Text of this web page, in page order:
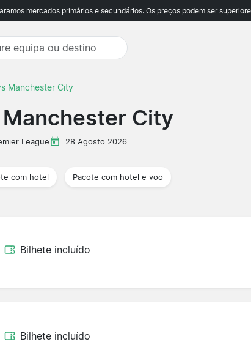
mercados primários e secundários. Os preços podem ser
Manchester City
City
League 28 Agosto 2026
com hotel Pacote com hotel e voo
Bilhete incluído
Bilhete incluído